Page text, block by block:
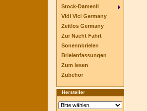
Hersteller
Stock-DamenII
Vidi Vici Germany
Zeitlos Germany
Zur Nacht Fahrt
Sonennbrielen
Brielenfassungen
Zum lesen
Zubehör